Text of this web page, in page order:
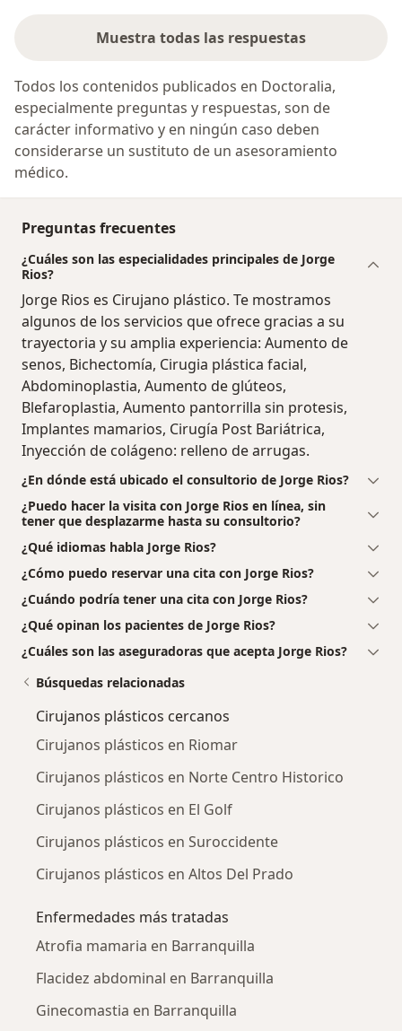
Muestra todas las respuestas
Todos los contenidos publicados en Doctoralia,
especialmente preguntas y respuestas, son de
carácter informativo y en ningún caso deben
considerarse un sustituto de un asesoramiento
médico.
Preguntas frecuentes
¿Cuáles son las especialidades principales de Jorge
Rios?
Jorge Rios es Cirujano plástico. Te mostramos
algunos de los servicios que ofrece gracias a su
trayectoria y su amplia experiencia: Aumento de
senos, Bichectomía, Cirugia plástica facial,
Abdominoplastia, Aumento de glúteos,
Blefaroplastia, Aumento pantorrilla sin protesis,
Implantes mamarios, Cirugía Post Bariátrica,
Inyección de colágeno: relleno de arrugas.
¿En dónde está ubicado el consultorio de Jorge Rios?
¿Puedo hacer la visita con Jorge Rios en línea, sin
tener que desplazarme hasta su consultorio?
¿Qué idiomas habla Jorge Rios?
¿Cómo puedo reservar una cita con Jorge Rios?
¿Cuándo podría tener una cita con Jorge Rios?
¿Qué opinan los pacientes de Jorge Rios?
¿Cuáles son las aseguradoras que acepta Jorge Rios?
Búsquedas relacionadas
Cirujanos plásticos cercanos
Cirujanos plásticos en Riomar
Cirujanos plásticos en Norte Centro Historico
Cirujanos plásticos en El Golf
Cirujanos plásticos en Suroccidente
Cirujanos plásticos en Altos Del Prado
Enfermedades más tratadas
Atrofia mamaria en Barranquilla
Flacidez abdominal en Barranquilla
Ginecomastia en Barranquilla